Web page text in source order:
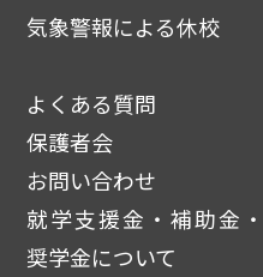
気象警報による休校
よくある質問
保護者会
お問い合わせ
就学支援金・補助金・
奨学金について